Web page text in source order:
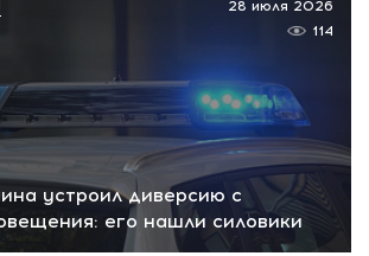
устроил диверсию с
его нашли силовики
28 июля 2026
114